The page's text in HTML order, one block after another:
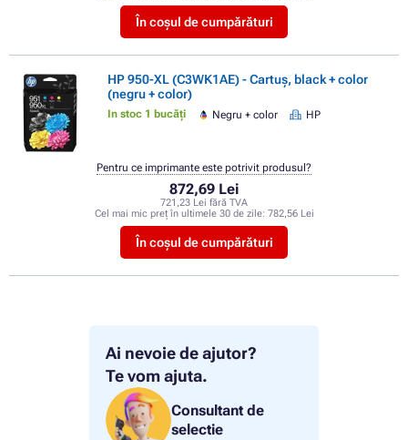
Ai nevoie de ajutor?
Te vom ajuta.
Consultant de
selectie
În coșul de cumpărături
HP 950-XL (C3WK1AE) - Cartuș, black + color
(negru + color)
In stoc 1 bucăți Negru + color HP
872,69 Lei
721,23 Lei fără TVA
Cel mai mic preț în ultimele 30 de zile: 782,56 Lei
În coșul de cumpărături
Pentru ce imprimante este potrivit produsul?